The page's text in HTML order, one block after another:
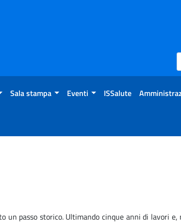
Sala stampa Eventi ISSalute
un passo storico. Ultimando cinque anni di lavori